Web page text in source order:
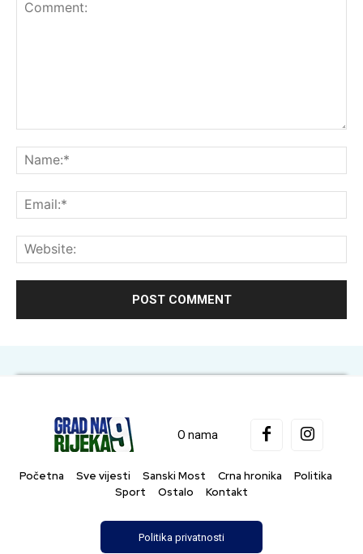
O nama
Početna Sve vijesti Sanski Most Crna hronika
Politika
Sport
Ostalo Kontakt
Politika privatnosti